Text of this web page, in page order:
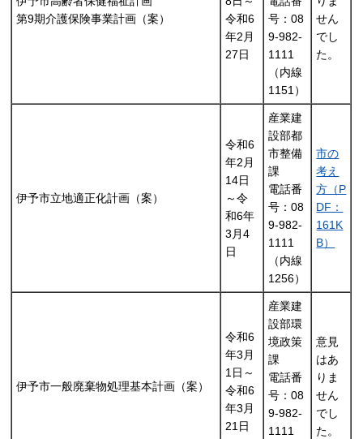
第9期介護保険事業計画（案）
令和6
年2月
27日
号：08
9-982-
1111
（内線
1151）
せん
でし
た。
伊予市立地適正化計画（案）
令和6
年2月
14日
～令
和6年
3月4
日
産業建
設部都
市整備
課
電話番
号：08
9-982-
1111
（内線
1256）
市の
考え
方（P
DF：
161K
B）
伊予市一般廃棄物処理基本計画（案）
令和6
年3月
1日～
令和6
年3月
21日
産業建
設部環
境政策
課
電話番
号：08
9-982-
1111
意見
はあ
りま
せん
でし
た。